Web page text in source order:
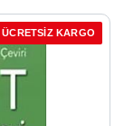
ÜCRETSİZ KARGO